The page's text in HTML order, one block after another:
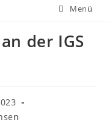
Menü
der IGS